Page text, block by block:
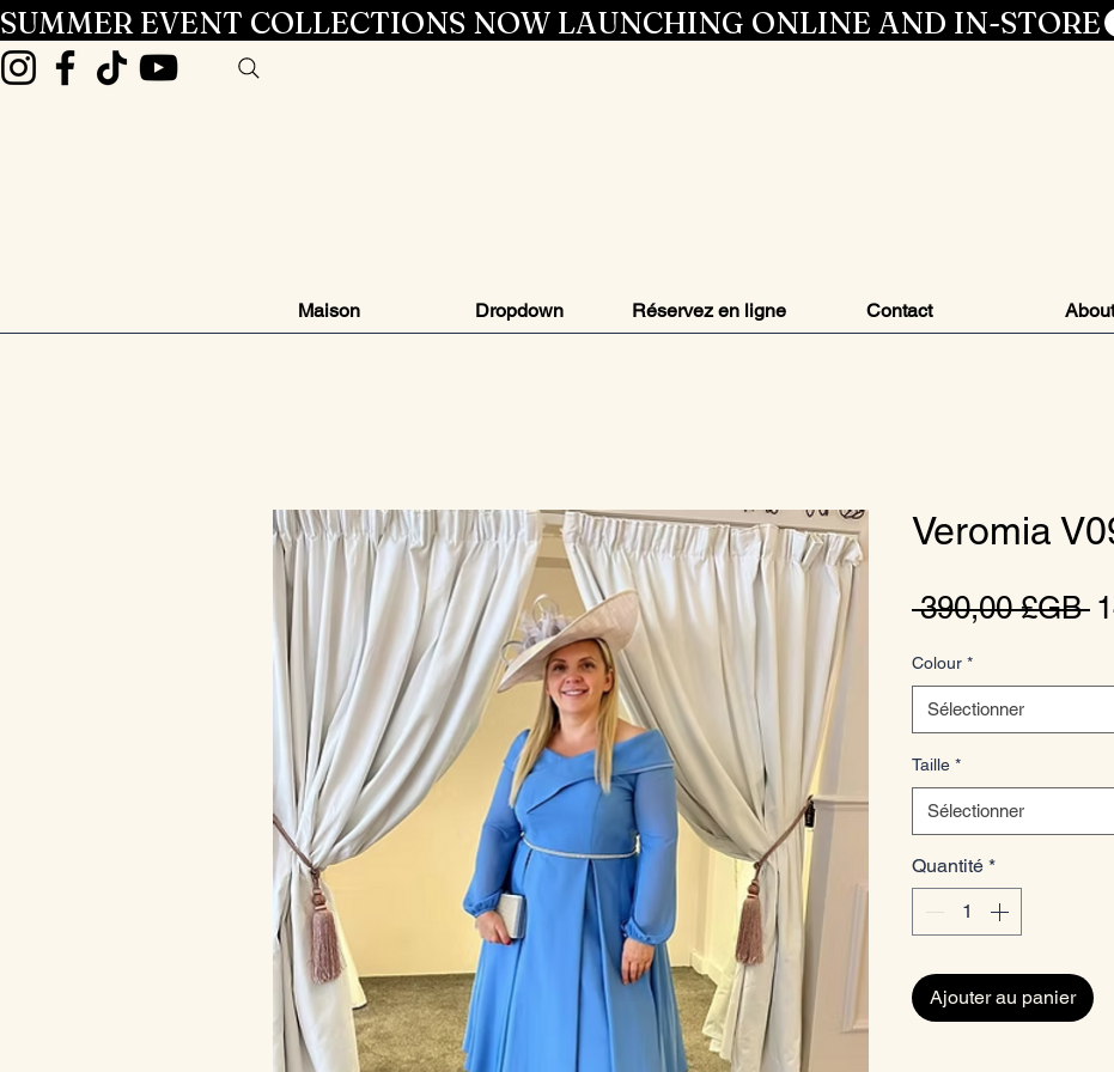
SUMMER EVENT COLLECTIONS NOW LAUNCHING ONLINE AND IN-STORE
Maison Dropdown Réservez en ligne Contact About
Veromia
390,00 £GB
Colour *
Sélectionner
Taille *
Sélectionner
Quantité *
Ajouter au panier